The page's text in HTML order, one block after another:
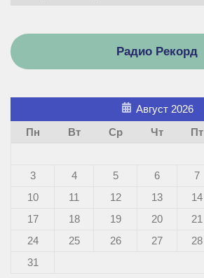
Радио Рекорд
Август 2026
Пн
Вт Ср Чт Пт
3
4 5 6 7
10
11 12 13 14
17
18 19 20 21
24
25 26 27 28
31